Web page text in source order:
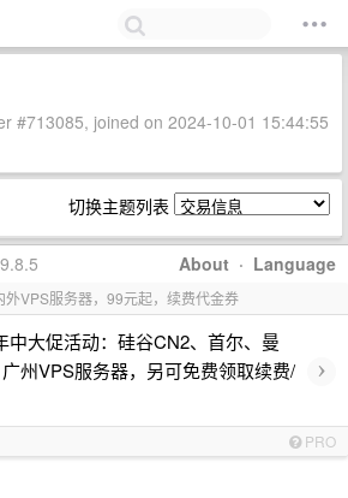
#713085, joined on 2024-10-01 15:44:55
切换主题列表
About · Language
VPS服务器，99元起，续费代金券
中大促活动：硅谷CN2、首尔、曼
州VPS服务器，另可免费领取续费/
›
PRO